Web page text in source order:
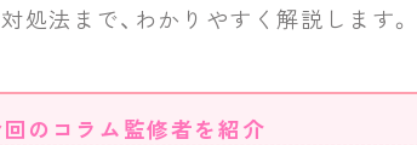
処法まで、わかりやすく解説します。
のコラム監修者を紹介